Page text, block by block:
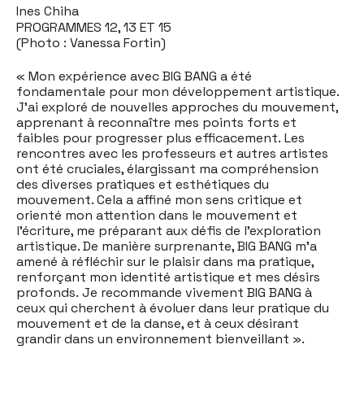
Ines Chiha
PROGRAMMES 12, 13 ET 15
(Photo : Vanessa Fortin)
« Mon expérience avec BIG BANG a été
fondamentale pour mon développement artistique.
J'ai exploré de nouvelles approches du mouvement,
apprenant à reconnaître mes points forts et
faibles pour progresser plus efficacement. Les
rencontres avec les professeurs et autres artistes
ont été cruciales, élargissant ma compréhension
des diverses pratiques et esthétiques du
mouvement. Cela a affiné mon sens critique et
orienté mon attention dans le mouvement et
l'écriture, me préparant aux défis de l'exploration
artistique. De manière surprenante, BIG BANG m'a
amené à réfléchir sur le plaisir dans ma pratique,
renforçant mon identité artistique et mes désirs
profonds. Je recommande vivement BIG BANG à
ceux qui cherchent à évoluer dans leur pratique du
mouvement et de la danse, et à ceux désirant
grandir dans un environnement bienveillant ».